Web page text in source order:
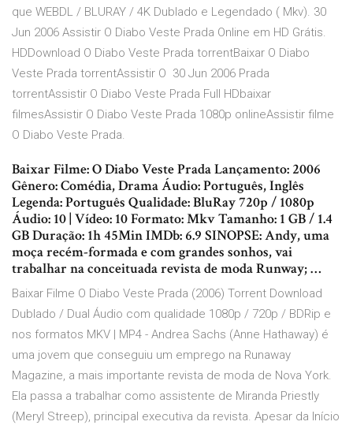
que WEBDL / BLURAY / 4K Dublado e Legendado ( Mkv). 30
Jun 2006 Assistir O Diabo Veste Prada Online em HD Grátis.
HDDownload O Diabo Veste Prada torrentBaixar O Diabo
Veste Prada torrentAssistir O 30 Jun 2006 Prada
torrentAssistir O Diabo Veste Prada Full HDbaixar
filmesAssistir O Diabo Veste Prada 1080p onlineAssistir filme
O Diabo Veste Prada.
Baixar Filme: O Diabo Veste Prada Lançamento: 2006
Gênero: Comédia, Drama Áudio: Português, Inglês
Legenda: Português Qualidade: BluRay 720p / 1080p
Áudio: 10 | Vídeo: 10 Formato: Mkv Tamanho: 1 GB / 1.4
GB Duração: 1h 45Min IMDb: 6.9 SINOPSE: Andy, uma
moça recém-formada e com grandes sonhos, vai
trabalhar na conceituada revista de moda Runway; …
Baixar Filme O Diabo Veste Prada (2006) Torrent Download
Dublado / Dual Áudio com qualidade 1080p / 720p / BDRip e
nos formatos MKV | MP4 - Andrea Sachs (Anne Hathaway) é
uma jovem que conseguiu um emprego na Runaway
Magazine, a mais importante revista de moda de Nova York.
Ela passa a trabalhar como assistente de Miranda Priestly
(Meryl Streep), principal executiva da revista. Apesar da Início